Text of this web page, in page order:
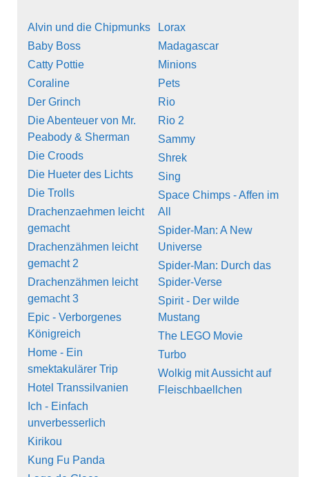
Alvin und die Chipmunks
Baby Boss
Catty Pottie
Coraline
Der Grinch
Die Abenteuer von Mr.
Peabody & Sherman
Die Croods
Die Hueter des Lichts
Die Trolls
Drachenzaehmen leicht
gemacht
Drachenzähmen leicht
gemacht 2
Drachenzähmen leicht
gemacht 3
Epic - Verborgenes
Königreich
Home - Ein
smektakulärer Trip
Hotel Transsilvanien
Ich - Einfach
unverbesserlich
Kirikou
Kung Fu Panda
Lorax
Madagascar
Minions
Pets
Rio
Rio 2
Sammy
Shrek
Sing
Space Chimps - Affen im
All
Spider-Man: A New
Universe
Spider-Man: Durch das
Spider-Verse
Spirit - Der wilde
Mustang
The LEGO Movie
Turbo
Wolkig mit Aussicht auf
Fleischbaellchen